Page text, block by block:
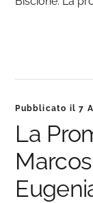
Pubblicato il7
La